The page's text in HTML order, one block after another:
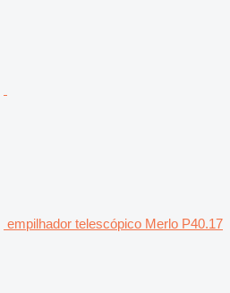
empilhador telescópico Merlo P40.17